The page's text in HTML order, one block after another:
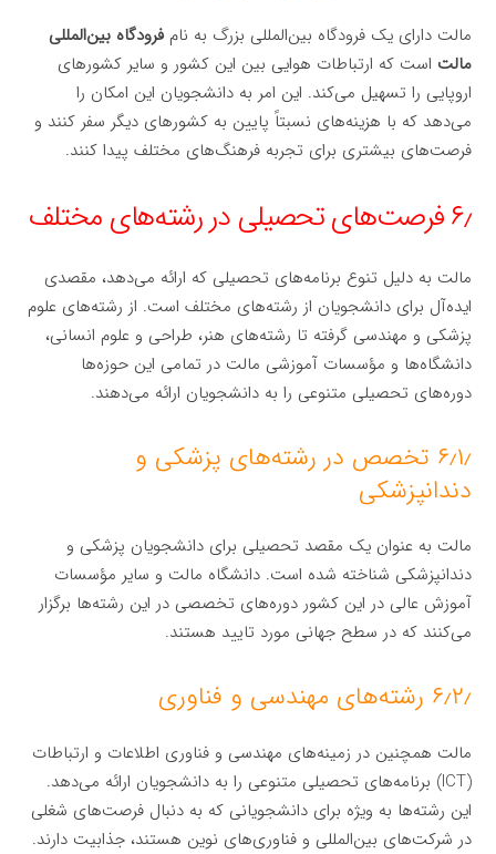
مالت دارای یک فرودگاه بین‌المللی بزرگ به نامفرودگاه بین‌المللی
مالت است که ارتباطات هوایی بین این کشور و سایر کشورهای
اروپایی را تسهیل می‌کند. این امر به دانشجویان این امکان را
می‌دهد که با هزینه‌های نسبتاً پایین به کشورهای دیگر سفر کنند و
فرصت‌های بیشتری برای تجربه فرهنگ‌های مختلف پیدا کنند.
۶٫ فرصت‌های تحصیلی در رشته‌های مختلف
مالت به دلیل تنوع برنامه‌های تحصیلی که ارائه می‌دهد، مقصدی
ایده‌آل برای دانشجویان از رشته‌های مختلف است. از رشته‌های علوم
پزشکی و مهندسی گرفته تا رشته‌های هنر، طراحی و علوم انسانی،
دانشگاه‌ها و مؤسسات آموزشی مالت در تمامی این حوزه‌ها
دوره‌های تحصیلی متنوعی را به دانشجویان ارائه می‌دهند.
۶٫۱٫ تخصص در رشته‌های پزشکی و
دندانپزشکی
مالت به عنوان یک مقصد تحصیلی برای دانشجویان پزشکی و
دندانپزشکی شناخته شده است. دانشگاه مالت و سایر مؤسسات
آموزش عالی در این کشور دوره‌های تخصصی در این رشته‌ها برگزار
می‌کنند که در سطح جهانی مورد تایید هستند.
۶٫۲٫ رشته‌های مهندسی و فناوری
مالت همچنین در زمینه‌های مهندسی و فناوری اطلاعات و ارتباطات
(ICT) برنامه‌های تحصیلی متنوعی را به دانشجویان ارائه می‌دهد.
این رشته‌ها به ویژه برای دانشجویانی که به دنبال فرصت‌های شغلی
در شرکت‌های بین‌المللی و فناوری‌های نوین هستند، جذابیت دارند.